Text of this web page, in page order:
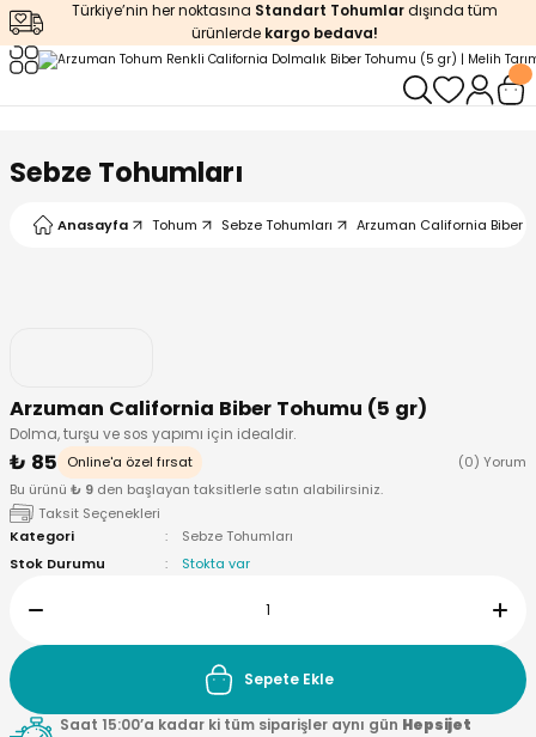
Türkiye’nin her noktasına Standart Tohumlardışında tüm
ürünlerde kargo bedava!
Sebze Tohumları
Anasayfa Tohum Sebze Tohumları Arzuman California Biber
Arzuman California Biber Tohumu (5 gr)
Dolma, turşu ve sos yapımı için idealdir.
₺ 85 Online'a özel fırsat
(0) Yorum
Bu ürünü ₺ 9 den başlayan taksitlerle satın alabilirsiniz.
Taksit Seçenekleri
Kategori
Sebze Tohumları
Stok Durumu
Stokta var
Sepete Ekle
Saat 15:00’a kadar ki tüm siparişler aynı gün Hepsijet
Geri Dön
Geri Dön
Geri Dön
Geri Dön
Ürünleri
Geri Dön
Asit